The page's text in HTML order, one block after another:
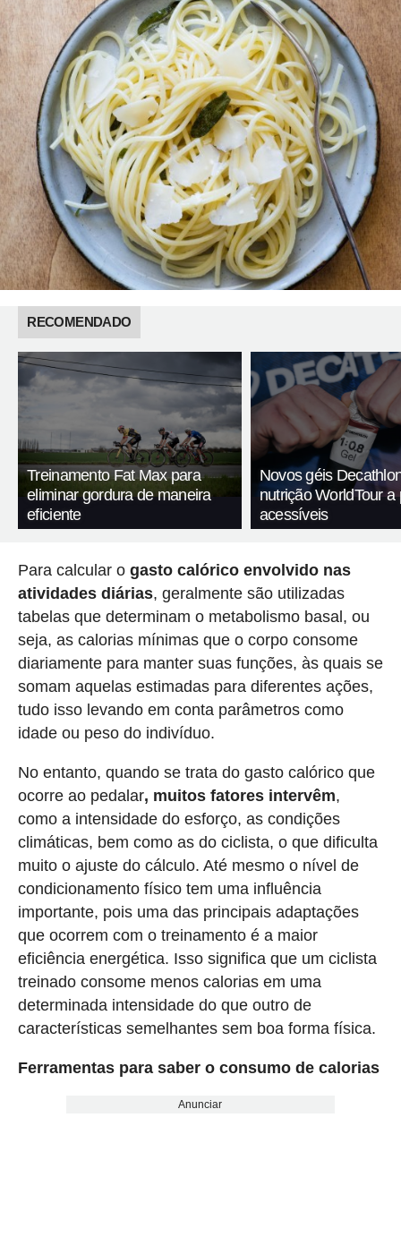
RECOMENDADO
Treinamento Fat Max para
eliminar gordura de maneira
eficiente
Novos géis
nutrição WorldTour a
acessíveis
Para calcular o gasto calórico envolvido nas
atividades diárias, geralmente são utilizadas
tabelas que determinam o metabolismo basal, ou
seja, as calorias mínimas que o corpo consome
diariamente para manter suas funções, às quais se
somam aquelas estimadas para diferentes ações,
tudo isso levando em conta parâmetros como
idade ou peso do indivíduo.
No entanto, quando se trata do gasto calórico que
ocorre ao pedalar, muitos fatores intervêm,
como a intensidade do esforço, as condições
climáticas, bem como as do ciclista, o que dificulta
muito o ajuste do cálculo. Até mesmo o nível de
condicionamento físico tem uma influência
importante, pois uma das principais adaptações
que ocorrem com o treinamento é a maior
eficiência energética. Isso significa que um ciclista
treinado consome menos calorias em uma
determinada intensidade do que outro de
características semelhantes sem boa forma física.
Ferramentas para saber o consumo de calorias
Anunciar